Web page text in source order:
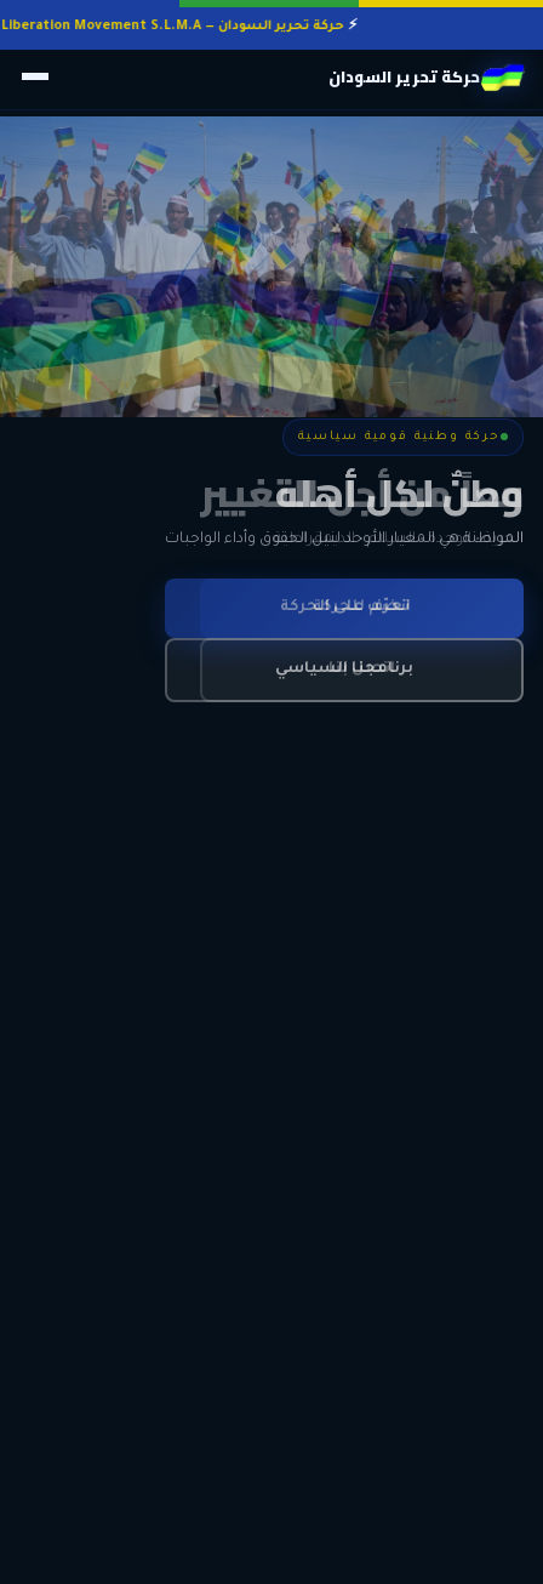
حركة تحرير السودان — Sudan Liberation Movement S.L.M.A
حركة تحرير السودان
حركة وطنية قومية سياسية
وطنٌ لكل أهله
المواطنة هي المعيار الأوحد لنيل الحقوق وأداء الواجبات
تعرّف على الحركة
برنامجنا السياسي
حركة وطنية قومية سياسية
معاً من أجل التغيير
الحرية • الوحدة • السلام • الديمقراطية
انضم للحركة
اتصل بنا